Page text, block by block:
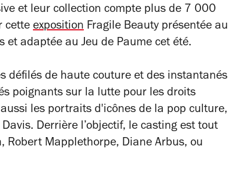
et leur collection compte plus de 7 000
cette exposition Fragile Beauty présentée au
adaptée au Jeu de Paume cet été.
défilés de haute couture et des instantanés
poignants sur la lutte pour les droits
les portraits d'icônes de la pop culture,
Derrière l’objectif, le casting est tout
Robert Mapplethorpe, Diane Arbus, ou